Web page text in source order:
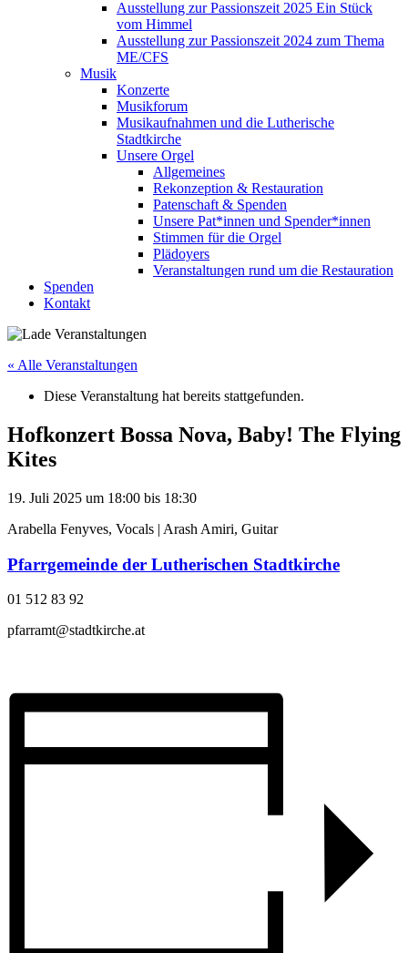
Ausstellung zur Passionszeit 2025 Ein Stück
vom Himmel
Ausstellung zur Passionszeit 2024 zum Thema
ME/CFS
Musik
Konzerte
Musikforum
Musikaufnahmen und die Lutherische
Stadtkirche
Unsere Orgel
Allgemeines
Rekonzeption & Restauration
Patenschaft & Spenden
Unsere Pat*innen und Spender*innen
Stimmen für die Orgel
Plädoyers
Veranstaltungen rund um die Restauration
Spenden
Kontakt
« Alle Veranstaltungen
Diese Veranstaltung hat bereits stattgefunden.
Hofkonzert Bossa Nova, Baby! The Flying
Kites
19. Juli 2025 um 18:00 bis 18:30
Arabella Fenyves, Vocals | Arash Amiri, Guitar
Pfarrgemeinde der Lutherischen Stadtkirche
01 512 83 92
pfarramt@stadtkirche.at